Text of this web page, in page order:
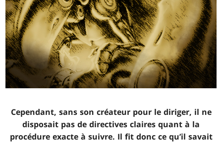
Cependant, sans son créateur pour le diriger, il ne
disposait pas de directives claires quant à la
procédure exacte à suivre. Il fit donc ce qu’il savait